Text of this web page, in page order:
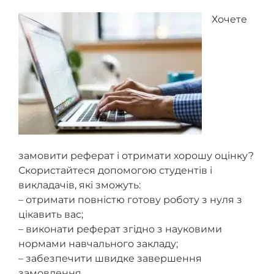
Хочете
замовити реферат і отримати хорошу оцінку?
Скористайтеся допомогою студентів і
викладачів, які зможуть:
– отримати повністю готову роботу з нуля з
цікавить вас;
– виконати реферат згідно з науковими
нормами навчального закладу;
– забезпечити швидке завершення